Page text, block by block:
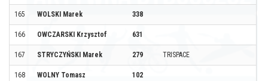
165 WOLSKI Marek 338
166 OWCZARSKI Krzysztof 631
167 STRYCZYŃSKI Marek 279 TRISPACE
168 WOLNY Tomasz 102